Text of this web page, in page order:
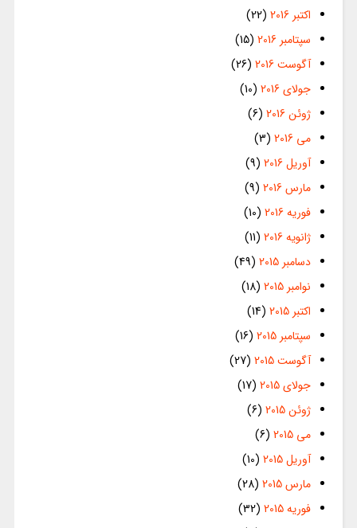
اکتبر 2016
(22)
سپتامبر 2016
(15)
آگوست 2016
(26)
جولای 2016
(10)
ژوئن 2016
(6)
می 2016
(3)
آوریل 2016
(9)
مارس 2016
(9)
فوریه 2016
(10)
ژانویه 2016
(11)
دسامبر 2015
(49)
نوامبر 2015
(18)
اکتبر 2015
(14)
سپتامبر 2015
(16)
آگوست 2015
(27)
جولای 2015
(17)
ژوئن 2015
(6)
می 2015
(6)
آوریل 2015
(10)
مارس 2015
(28)
فوریه 2015
(32)